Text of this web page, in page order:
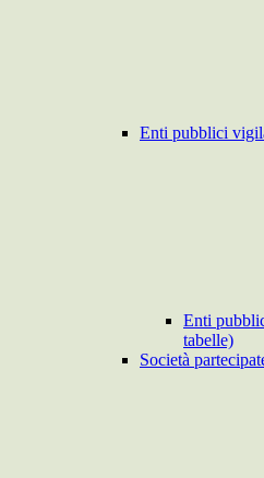
Enti pubblici
Enti
tabelle)
Società